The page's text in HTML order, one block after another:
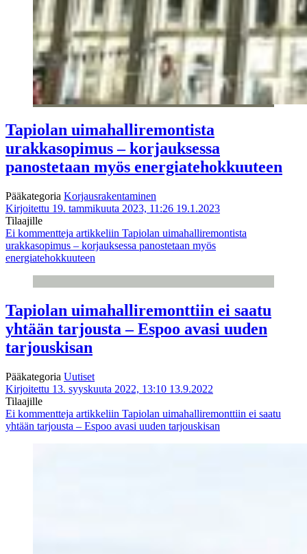
Tapiolan uimahalliremontista
urakkasopimus – korjauksessa
panostetaan myös energiatehokkuuteen
Pääkategoria Korjausrakentaminen
Kirjoitettu 19. tammikuuta 2023, 11:26 19.1.2023
Tilaajille
Ei kommentteja artikkeliin Tapiolan uimahalliremontista
urakkasopimus – korjauksessa panostetaan myös
energiatehokkuuteen
Tapiolan uimahalliremonttiin ei saatu
yhtään tarjousta – Espoo avasi uuden
tarjouskisan
Pääkategoria Uutiset
Kirjoitettu 13. syyskuuta 2022, 13:10 13.9.2022
Tilaajille
Ei kommentteja artikkeliin Tapiolan uimahalliremonttiin ei saatu
yhtään tarjousta – Espoo avasi uuden tarjouskisan